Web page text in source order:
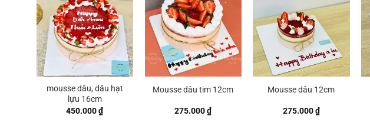
mousse dâu, dâu hạt
lựu 16cm
450.000₫
Mousse dâu tim 12cm
275.000₫
Mousse dâu 12cm
275.000₫